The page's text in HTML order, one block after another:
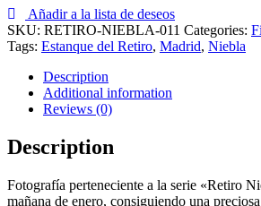
Añadir a la lista de deseos
SKU: RETIRO-NIEBLA-011 Categories:
Tags: Estanque del Retiro, Madrid, Niebla
Description
Additional information
Reviews (0)
Description
Fotografía perteneciente a la serie «Retiro
mañana de enero, consiguiendo una